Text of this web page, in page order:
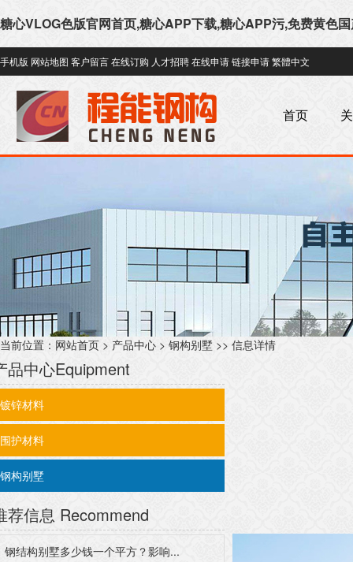
糖心VLOG色版官网首页,糖心APP下载,糖心APP污,免费黄色
手机版 网站地图 客户留言在线订购 人才招聘在线申请链接申请繁體中文
首页
当前位置： 网站首页 > 产品中心 > 钢构别墅 >> 信息详情
品中心Equipment
镀锌材料
围护材料
钢构别墅
荐信息 Recommend
钢结构别墅多少钱一个平方？影响...